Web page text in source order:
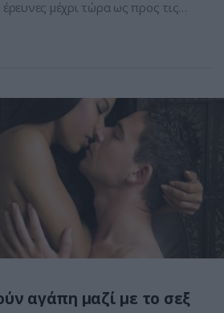
έρευνες μέχρι τώρα ως προς τις
τον άντρα αποτελεί κυρίαρχο µέρος
αγάπη μαζί με το σεξ